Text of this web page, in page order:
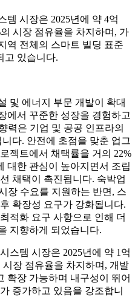
템 시장은 2025년에 약 4억
시장 점유율을 차지하며, 가
역 전체의 스마트 빌딩 표준
고 있습니다.
및 에너지 부문 개발이 확대
에서 꾸준한 성장을 경험하고
력은 기업 및 공공 인프라의
다. 안전에 초점을 맞춘 업그
젝트에서 채택률을 거의 22%
대한 관심이 높아지면서 조립
채택이 촉진됩니다. 숙박업
장 수요를 지원하는 반면, 스
확장성 요구가 강화됩니다.
적화 요구 사항으로 인해 더
지향하게 되었습니다.
스템 시장은 2025년에 약 1억
시장 점유율을 차지하며, 개발
확장 가능하며 내구성이 뛰어
증가하고 있음을 강조합니